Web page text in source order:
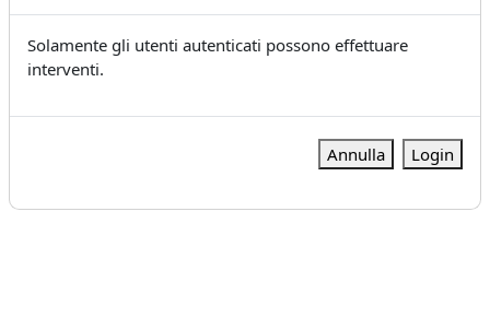
Solamente gli utenti autenticati possono effettuare
interventi.
Annulla Login